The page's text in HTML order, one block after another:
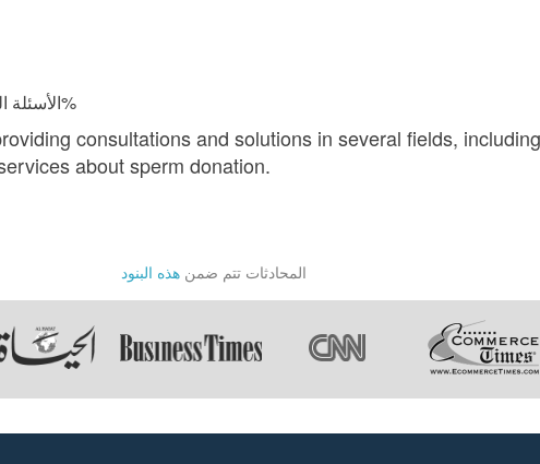
الأسئلة المجابة 37959 | نسبة الرضا 97.8%
consultations and solutions in several fields,
about sperm donation.
المحادثات تتم ضمن هذه البنود